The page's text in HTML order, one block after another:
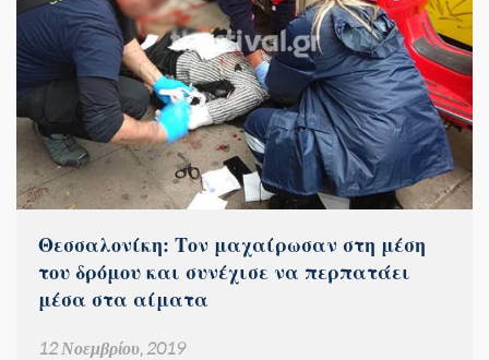
Θεσσαλονίκη: Τον μαχαίρωσαν στη μέση
του δρόμου και συνέχισε να περπατάει
μέσα στα αίματα
12 Νοεμβρίου, 2019